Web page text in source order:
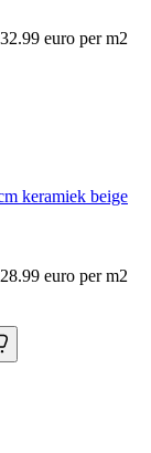
euro per m2
keramiek beige
euro per m2